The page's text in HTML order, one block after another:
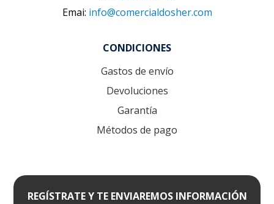
Emai: info@comercialdosher.com
CONDICIONES
Gastos de envío
Devoluciones
Garantía
Métodos de pago
REGÍSTRATE Y TE ENVIAREMOS INFORMACIÓN